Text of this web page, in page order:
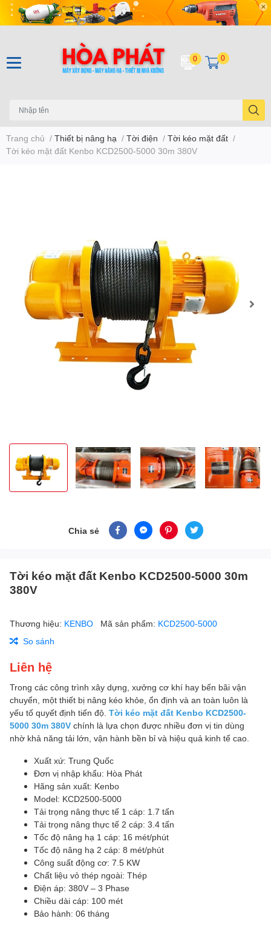
0 0
Trang chủ / Thiết bị nâng hạ / Tời điện / Tời kéo mặt đất /
Tời kéo mặt đất Kenbo KCD2500-5000 30m 380V
Chia sẻ
Tời kéo mặt đất Kenbo KCD2500-5000 30m
380V
Thương hiệu: KENBO Mã sản phẩm: KCD2500-5000
So sánh
Liên hệ
Trong các công trình xây dựng, xưởng cơ khí hay bến bãi vận
chuyển, một thiết bị nâng kéo khỏe, ổn định và an toàn luôn là
yếu tố quyết định tiến độ. Tời kéo mặt đất Kenbo KCD2500-
5000 30m 380V chính là lựa chọn được nhiều đơn vị tin dùng
nhờ khả năng tải lớn, vận hành bền bỉ và hiệu quả kinh tế cao.
Xuất xứ: Trung Quốc
Đơn vị nhập khẩu: Hòa Phát
Hãng sản xuất: Kenbo
Model: KCD2500-5000
Tải trọng nâng thực tế 1 cáp: 1.7 tấn
Tải trọng nâng thực tế 2 cáp: 3.4 tấn
Tốc độ nâng hạ 1 cáp: 16 mét/phút
Tốc độ nâng hạ 2 cáp: 8 mét/phút
Công suất động cơ: 7.5 KW
Chất liệu vỏ thép ngoài: Thép
Điện áp: 380V – 3 Phase
Chiều dài cáp: 100 mét
Bảo hành: 06 tháng